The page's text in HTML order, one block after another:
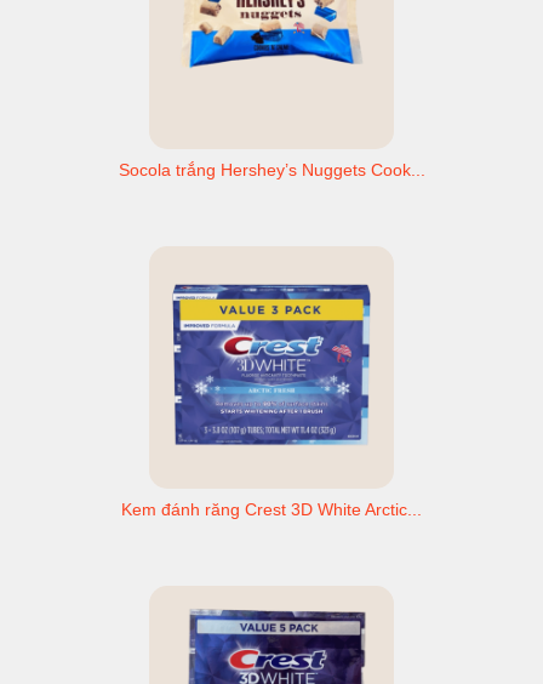
Socola trắng Hershey’s Nuggets Cook...
Kem đánh răng Crest 3D White Arctic...